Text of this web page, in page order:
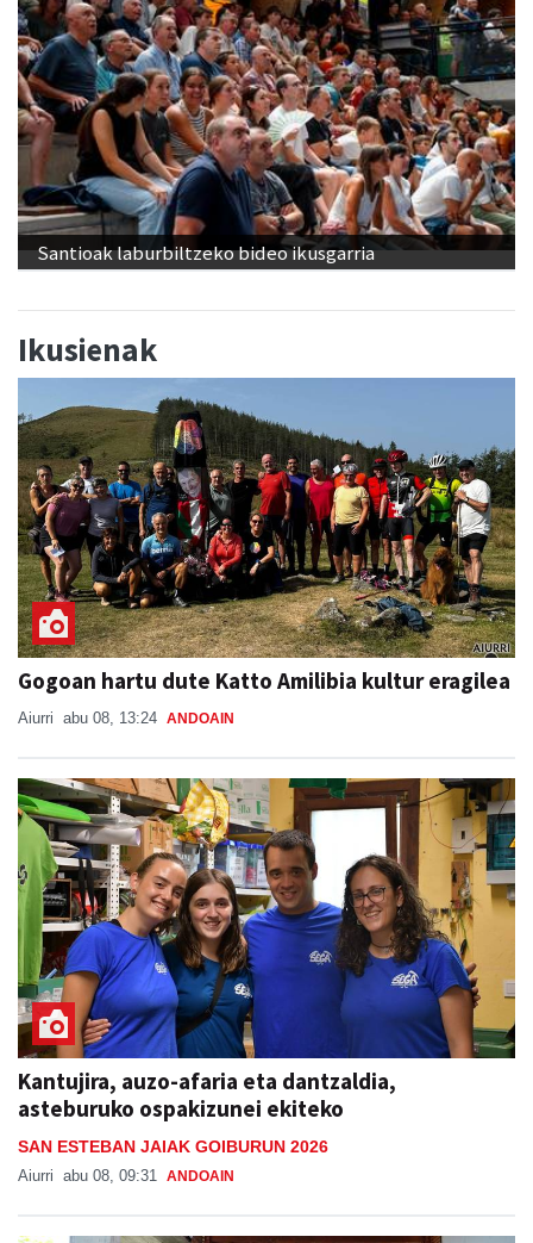
Santioak laburbiltzeko bideo ikusgarria
Ikusienak
Gogoan hartu dute Katto Amilibia kultur eragilea
Aiurri abu 08, 13:24 ANDOAIN
Kantujira, auzo-afaria eta dantzaldia,
asteburuko ospakizunei ekiteko
SAN ESTEBAN JAIAK GOIBURUN 2026
Aiurri abu 08, 09:31 ANDOAIN